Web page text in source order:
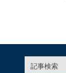
記事検索